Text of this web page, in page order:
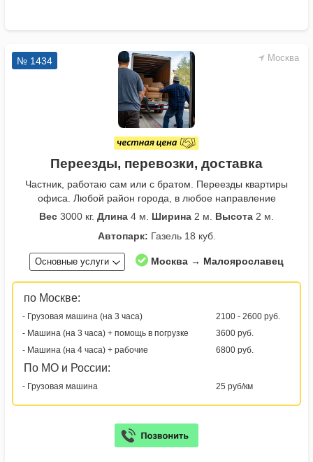
Москва
№ 1434
Переезды, перевозки, доставка
Частник, работаю сам или с братом. Переезды квартиры
офиса. Любой район города, в любое направление
Вес 3000 кг. Длина 4 м. Ширина 2 м. Высота 2 м.
Автопарк: Газель 18 куб.
Основные услуги Москва → Малоярославец
по Москве:
- Грузовая машина (на 3 часа)
2100 - 2600 руб.
- Машина (на 3 часа) + помощь в погрузке
3600 руб.
- Машина (на 4 часа) + рабочие
6800 руб.
По МО и России:
- Грузовая машина 25 руб/км